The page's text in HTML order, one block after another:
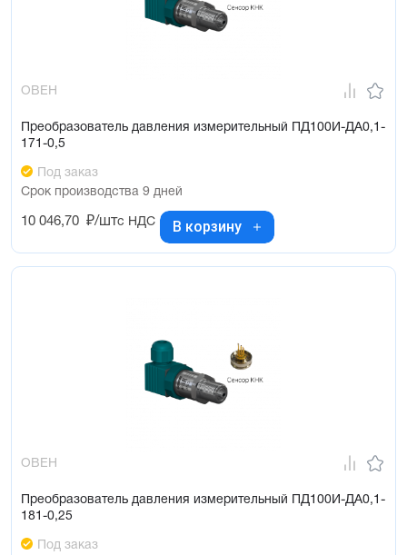
ОВЕН
Преобразователь давления измерительный ПД100И-ДА0,1-
171-0,5
Под заказ
Срок производства 9 дней
10 046,70 ₽/штс НДС В корзину
ОВЕН
Преобразователь давления измерительный ПД100И-ДА0,1-
181-0,25
Под заказ